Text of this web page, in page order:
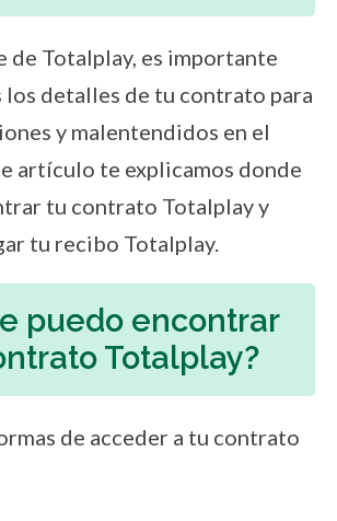
de Totalplay, es importante
los detalles de tu contrato para
y malentendidos en el
artículo te explicamos donde
tu contrato Totalplay y
tu recibo Totalplay.
puedo encontrar
Totalplay?
de acceder a tu contrato